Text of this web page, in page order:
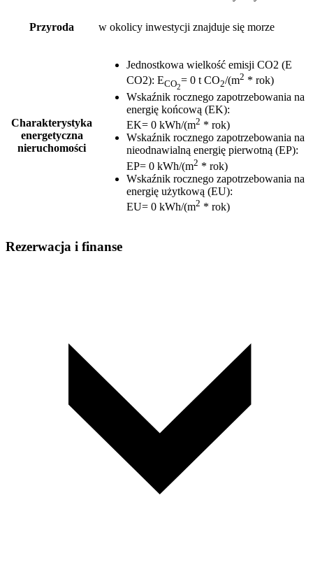
Przyroda w okolicy inwestycji znajduje się morze
Charakterystyka
energetyczna
nieruchomości
Jednostkowa wielkość emisji CO2 (E
CO2): ECO2
= 0 t CO2/(m2 * rok)
Wskaźnik rocznego zapotrzebowania na
energię końcową (EK):
EK= 0 kWh/(m2 * rok)
Wskaźnik rocznego zapotrzebowania na
nieodnawialną energię pierwotną (EP):
EP= 0 kWh/(m2 * rok)
Wskaźnik rocznego zapotrzebowania na
energię użytkową (EU):
EU= 0 kWh/(m2 * rok)
Rezerwacja i finanse